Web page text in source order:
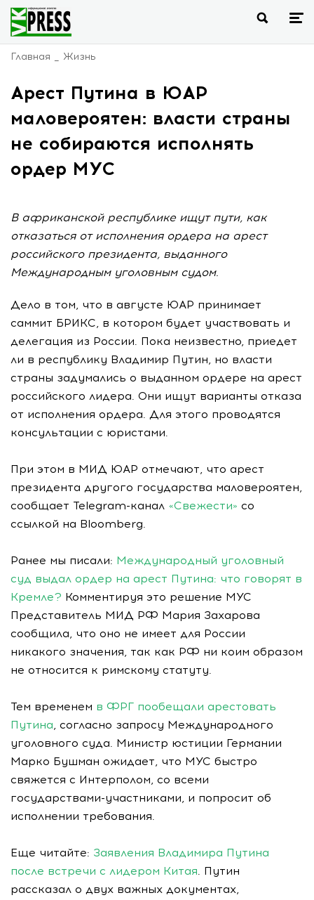
Главная Жизнь
Арест Путина в ЮАР
маловероятен: власти страны
не собираются исполнять
ордер МУС
В африканской республике ищут пути, как
отказаться от исполнения ордера на арест
российского президента, выданного
Международным уголовным судом.
Дело в том, что в августе ЮАР принимает
саммит БРИКС, в котором будет участвовать и
делегация из России. Пока неизвестно, приедет
ли в республику Владимир Путин, но власти
страны задумались о выданном ордере на арест
российского лидера. Они ищут варианты отказа
от исполнения ордера. Для этого проводятся
консультации с юристами.
При этом в МИД ЮАР отмечают, что арест
президента другого государства маловероятен,
сообщает Telegram-канал «Свежести» со
ссылкой на Bloomberg.
Ранее мы писали: Международный уголовный
суд выдал ордер на арест Путина: что говорят в
Кремле? Комментируя это решение МУС
Представитель МИД РФ Мария Захарова
сообщила, что оно не имеет для России
никакого значения, так как РФ ни коим образом
не относится к римскому статуту.
Тем временем в ФРГ пообещали арестовать
Путина, согласно запросу Международного
уголовного суда. Министр юстиции Германии
Марко Бушман ожидает, что МУС быстро
свяжется с Интерполом, со всеми
государствами-участниками, и попросит об
исполнении требования.
Еще читайте: Заявления Владимира Путина
после встречи с лидером Китая. Путин
рассказал о двух важных документах,